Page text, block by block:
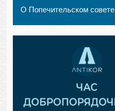
О Попечительском совете